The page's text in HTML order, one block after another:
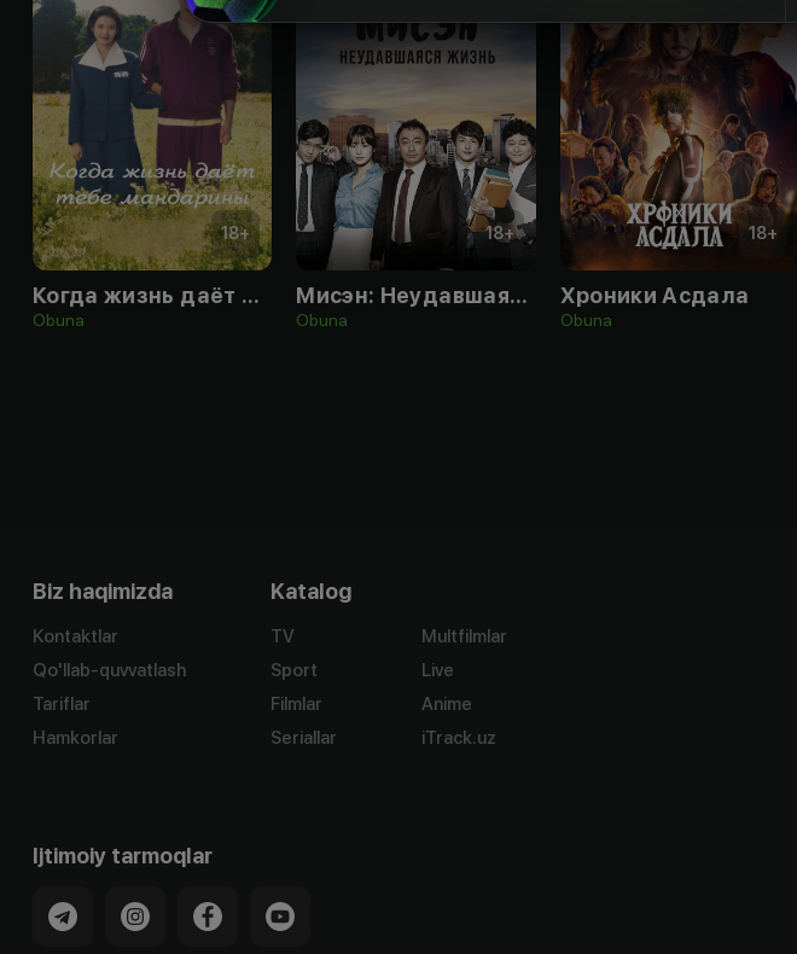
18+
Когда жизнь даёт тебе мандарины
Obuna
18+
Мисэн: Неудавшаяся жизнь
Obuna
18+
Хроники Асдала
Obuna
Biz haqimizda
Kontaktlar
Qo'llab-quvvatlash
Tariflar
Hamkorlar
Katalog
TV
Sport
Filmlar
Seriallar
Multfilmlar
Live
Anime
iTrack.uz
Ijtimoiy tarmoqlar